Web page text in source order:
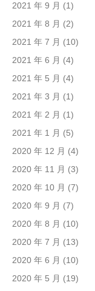
2021 年 9 月 (1)
2021 年 8 月 (2)
2021 年 7 月 (10)
2021 年 6 月 (4)
2021 年 5 月 (4)
2021 年 3 月 (1)
2021 年 2 月 (1)
2021 年 1 月 (5)
2020 年 12 月 (4)
2020 年 11 月 (3)
2020 年 10 月 (7)
2020 年 9 月 (7)
2020 年 8 月 (10)
2020 年 7 月 (13)
2020 年 6 月 (10)
2020 年 5 月 (19)